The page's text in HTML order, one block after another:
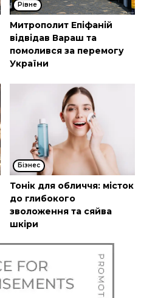
Рівне
Митрополит Епіфаній
відвідав Вараш та
помолився за перемогу
України
Бізнес
Тонік для обличчя: місток
до глибокого
зволоження та сяйва
шкіри